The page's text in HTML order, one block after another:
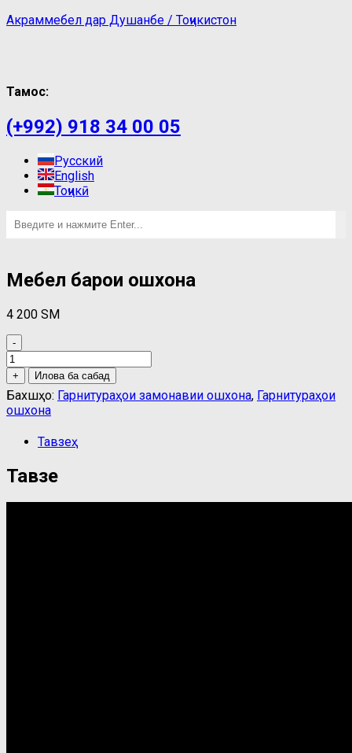
Акраммебел дар Душанбе / Тоҷикистон
Тамос:
(+992) 918 34 00 05
Русский
English
Тоҷикӣ
Мебел барои ошхона
4 200 ЅМ
-
Мебел
барои
ошхона
quantity
+ Илова ба сабад
Бахшҳо: Гарнитураҳои замонавии ошхона, Гарнитураҳои
ошхона
Тавзеҳ
Тавзеҳ